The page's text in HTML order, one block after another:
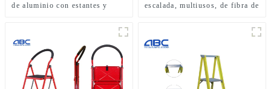
de aluminio con estantes y
escalada, multiusos, de fibra de